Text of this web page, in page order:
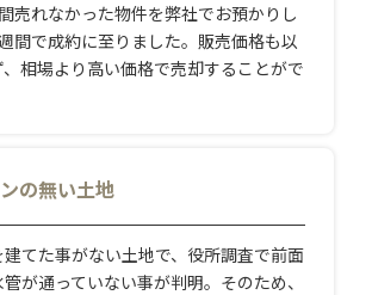
売れなかった物件を弊社でお預かりし
間で成約に至りました。販売価格も以
相場より高い価格で売却することがで
の無い土地
てた事がない土地で、役所調査で前面
が通っていない事が判明。そのため、